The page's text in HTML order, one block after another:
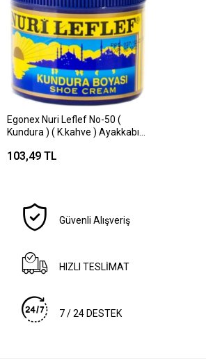
Egonex Nuri Leflef No-50 (
Kundura ) ( K.kahve ) Ayakkabı
103,49 TL
Güvenli Alışveriş
HIZLI TESLİMAT
7 / 24 DESTEK